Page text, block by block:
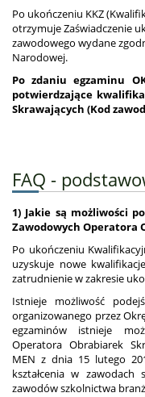
Po ukończeniu KKZ
otrzymuje Zaświadczenie
zawodowego wydane
Narodowej.
Po zdaniu egzaminu
potwierdzające
Skrawających (Kod
FAQ -
1) Jakie są możliwości
Zawodowych Operatora
Po ukończeniu
uzyskuje nowe
zatrudnienie w zakresie
Istnieje możliwość
organizowanego przez
egzaminów istnieje
Operatora Obrabiarek
MEN z dnia 15 lutego
kształcenia w zawodach
zawodów szkolnictwa